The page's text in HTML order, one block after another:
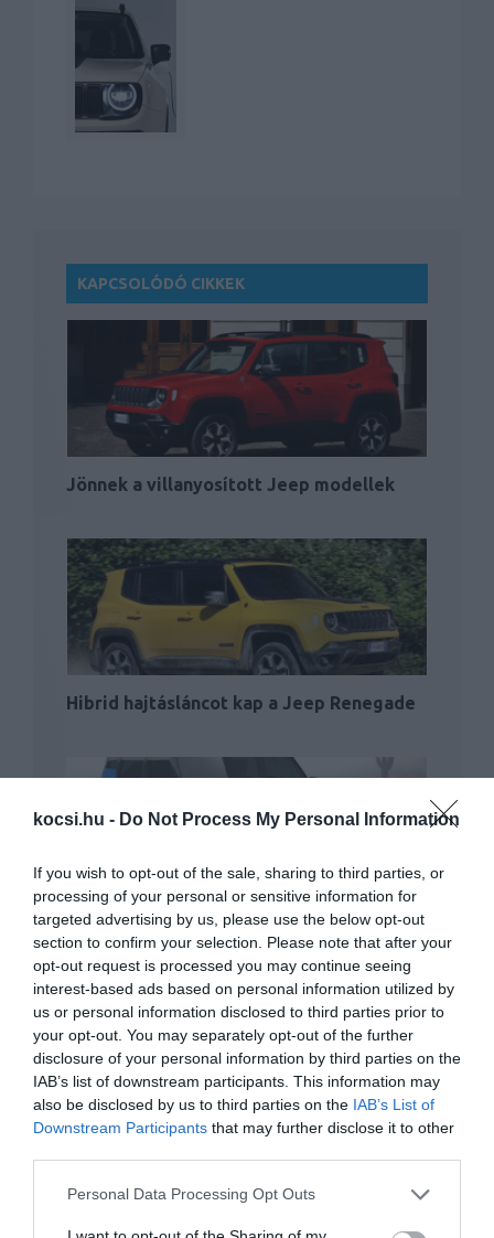
kocsi.hu - Do Not Process My Personal Information
If you wish to opt-out of the sale, sharing to third parties, or
processing of your personal or sensitive information for
targeted advertising by us, please use the below opt-out
section to confirm your selection. Please note that after your
opt-out request is processed you may continue seeing
interest-based ads based on personal information utilized by
us or personal information disclosed to third parties prior to
your opt-out. You may separately opt-out of the further
disclosure of your personal information by third parties on the
IAB’s list of downstream participants. This information may
also be disclosed by us to third parties on the IAB’s List of
Downstream Participants that may further disclose it to other
Please note that this website/app uses one or more Google
Personal Data Processing Opt Outs
KAPCSOLÓDÓ CIKKEK
Jönnek a villanyosított Jeep modellek
Hibrid hajtásláncot kap a Jeep Renegade
2027-ben jön az elektromos Jeep
Renegade
Teljesen elektromos változatot kap a